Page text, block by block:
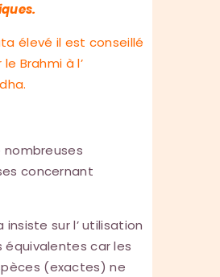
élevé il est conseillé
Brahmi à l’
nombreuses
concernant
insiste sur l’ utilisation
équivalentes car les
(exactes) ne